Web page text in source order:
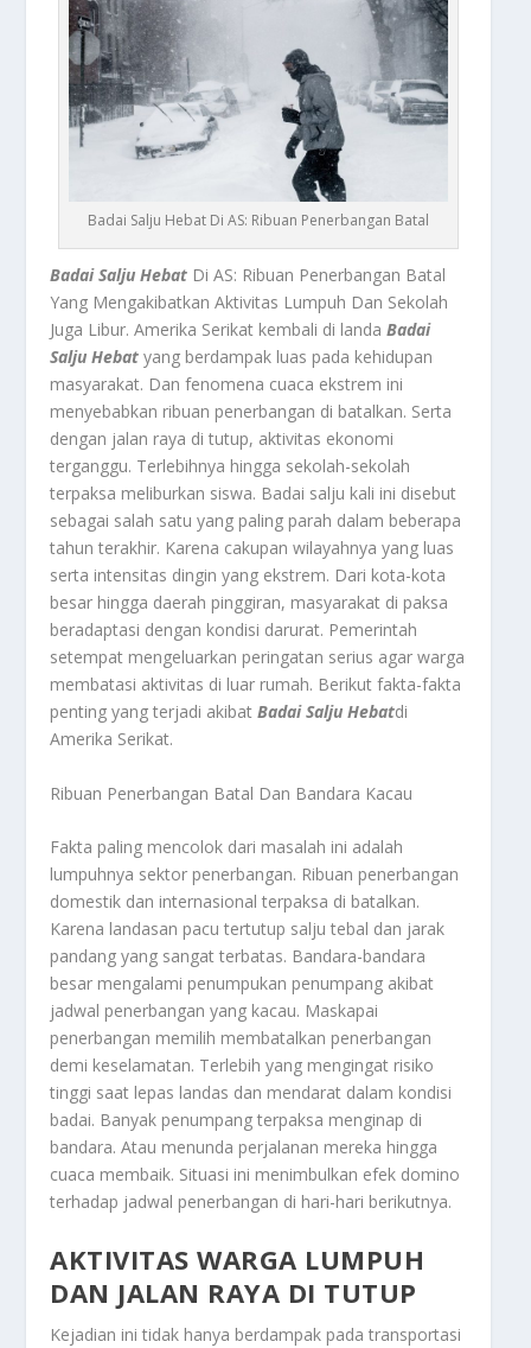
Badai Salju Hebat Di AS: Ribuan Penerbangan Batal
Badai Salju Hebat Di AS: Ribuan Penerbangan Batal
Yang Mengakibatkan Aktivitas Lumpuh Dan Sekolah
Juga Libur. Amerika Serikat kembali di landaBadai
Salju Hebat yang berdampak luas pada kehidupan
masyarakat. Dan fenomena cuaca ekstrem ini
menyebabkan ribuan penerbangan di batalkan. Serta
dengan jalan raya di tutup, aktivitas ekonomi
terganggu. Terlebihnya hingga sekolah-sekolah
terpaksa meliburkan siswa. Badai salju kali ini disebut
sebagai salah satu yang paling parah dalam beberapa
tahun terakhir. Karena cakupan wilayahnya yang luas
serta intensitas dingin yang ekstrem. Dari kota-kota
besar hingga daerah pinggiran, masyarakat di paksa
beradaptasi dengan kondisi darurat. Pemerintah
setempat mengeluarkan peringatan serius agar warga
membatasi aktivitas di luar rumah. Berikut fakta-fakta
penting yang terjadi akibatBadai Salju Hebatdi
Amerika Serikat.
Ribuan Penerbangan Batal Dan Bandara Kacau
Fakta paling mencolok dari masalah ini adalah
lumpuhnya sektor penerbangan. Ribuan penerbangan
domestik dan internasional terpaksa di batalkan.
Karena landasan pacu tertutup salju tebal dan jarak
pandang yang sangat terbatas. Bandara-bandara
besar mengalami penumpukan penumpang akibat
jadwal penerbangan yang kacau. Maskapai
penerbangan memilih membatalkan penerbangan
demi keselamatan. Terlebih yang mengingat risiko
tinggi saat lepas landas dan mendarat dalam kondisi
badai. Banyak penumpang terpaksa menginap di
bandara. Atau menunda perjalanan mereka hingga
cuaca membaik. Situasi ini menimbulkan efek domino
terhadap jadwal penerbangan di hari-hari berikutnya.
AKTIVITAS WARGA LUMPUH
DAN JALAN RAYA DI TUTUP
Kejadian ini tidak hanya berdampak pada transportasi